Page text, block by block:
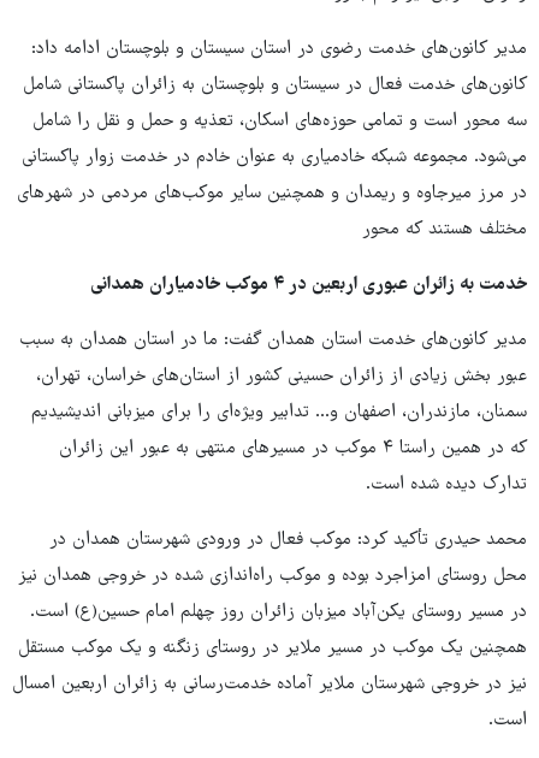
مدیر کانون‌های خدمت رضوی در استان سیستان و بلوچستان ادامه داد:
کانون‌های خدمت فعال در سیستان و بلوچستان به زائران پاکستانی شامل
سه محور است و تمامی حوزه‌های اسکان، تعذیه و حمل و نقل را شامل
می‌شود. مجموعه شبکه خادمیاری به عنوان خادم در خدمت زوار پاکستانی
در مرز میرجاوه و ریمدان و همچنین سایر موکب‌های مردمی در شهرهای
مختلف هستند که محور
خدمت به زائران عبوری اربعین در ۴ موکب خادمیاران همدانی
مدیر کانون‌های خدمت استان همدان گفت: ما در استان همدان به سبب
عبور بخش زیادی از زائران حسینی کشور از استان‌های خراسان، تهران،
سمنان، مازندران، اصفهان و... تدابیر ویژه‌ای را برای میزبانی اندیشیدیم
که در همین راستا ۴ موکب در مسیرهای منتهی به عبور این زائران
تدارک دیده شده است.
محمد حیدری تأکید کرد: موکب فعال در ورودی شهرستان همدان در
محل روستای امزاجرد بوده و موکب راه‌اندازی شده در خروجی همدان نیز
در مسیر روستای یکن‌آباد میزبان زائران روز چهلم امام حسین(ع) است.
همچنین یک موکب در مسیر ملایر در روستای زنگنه و یک موکب مستقل
نیز در خروجی شهرستان ملایر آماده خدمت‎‌رسانی به زائران اربعین امسال
است.